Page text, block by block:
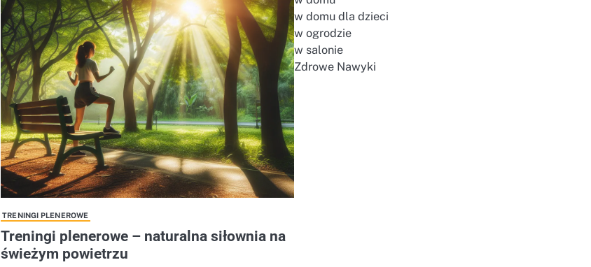
TRENINGI PLENEROWE
Treningi plenerowe – naturalna siłownia na
świeżym powietrzu
w domu dla dzieci
w ogrodzie
w salonie
Zdrowe Nawyki